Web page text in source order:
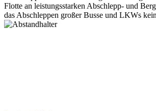
Flotte an leistungsstarken Abschlepp- und
das Abschleppen großer Busse und LKWs